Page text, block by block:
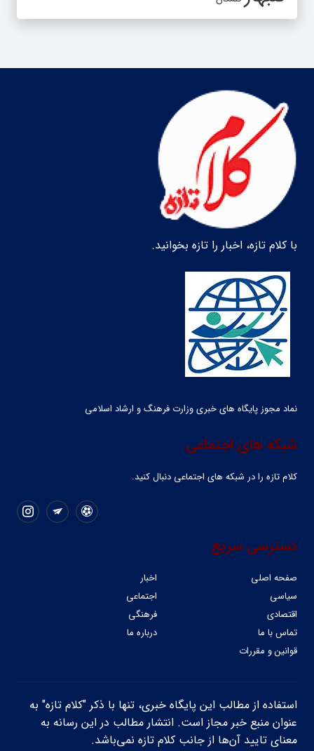
با کلام تازه، اخبار را تازه بخوانید.
نماد مجوز پایگاه های خبری وزارت فرهنگ و ارشاد اسلامی
شبکه های اجتماعی
کلام تازه را در شبکه ‌های اجتماعی دنبال کنید.
دسترسی سریع
صفحه اصلی
اخبار
سیاسی
اجتماعی
اقتصادی
فرهنگی
تماس با ما
درباره ما
قوانین و مقررات
استفاده از مطالب این پایگاه خبری، تنها با ذکر "کلام تازه" به
عنوان منبع خبر مجاز است. انتشار مطالب در این رسانه به
معنای تایید آن‌ها از جانب کلام تازه نمی‌باشد.